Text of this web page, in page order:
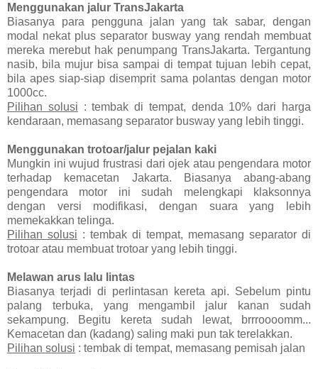
Menggunakan jalur TransJakarta
Biasanya para pengguna jalan yang tak sabar, dengan
modal nekat plus separator busway yang rendah membuat
mereka merebut hak penumpang TransJakarta. Tergantung
nasib, bila mujur bisa sampai di tempat tujuan lebih cepat,
bila apes siap-siap disemprit sama polantas dengan motor
1000cc.
Pilihan solusi : tembak di tempat, denda 10% dari harga
kendaraan, memasang separator busway yang lebih tinggi.
Menggunakan trotoar/jalur pejalan kaki
Mungkin ini wujud frustrasi dari ojek atau pengendara motor
terhadap kemacetan Jakarta. Biasanya abang-abang
pengendara motor ini sudah melengkapi klaksonnya
dengan versi modifikasi, dengan suara yang lebih
memekakkan telinga.
Pilihan solusi : tembak di tempat, memasang separator di
trotoar atau membuat trotoar yang lebih tinggi.
Melawan arus lalu lintas
Biasanya terjadi di perlintasan kereta api. Sebelum pintu
palang terbuka, yang mengambil jalur kanan sudah
sekampung. Begitu kereta sudah lewat, brrroooomm...
Kemacetan dan (kadang) saling maki pun tak terelakkan.
Pilihan solusi : tembak di tempat, memasang pemisah jalan